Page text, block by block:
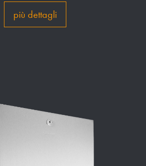
più dettagli